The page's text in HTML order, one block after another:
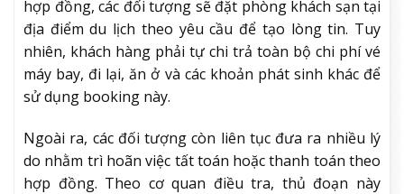
hợp đồng, các đối tượng sẽ đặt phòng khách sạn tại
địa điểm du lịch theo yêu cầu để tạo lòng tin. Tuy
nhiên, khách hàng phải tự chi trả toàn bộ chi phí vé
máy bay, đi lại, ăn ở và các khoản phát sinh khác để
sử dụng booking này.
Ngoài ra, các đối tượng còn liên tục đưa ra nhiều lý
do nhằm trì hoãn việc tất toán hoặc thanh toán theo
hợp đồng. Theo cơ quan điều tra, thủ đoạn này